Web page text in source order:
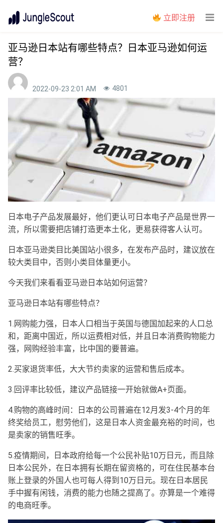
立即注册
亚马逊日本站有哪些特点？日本亚马逊如何运
营？
2022-09-23 2:01 AM 4801
日本电子产品发展最好，他们更认可日本电子产品是世界一
流，所以需要把店铺打造更本土化，更易获得客人认可。
日本亚马逊类目比美国站小很多，在发布产品时，建议放在
较大类目中，否则小类目体量更小。
今天我们来看看亚马逊日本站如何运营？
亚马逊日本站有哪些特点？
1.网购能力强，日本人口相当于英国与德国加起来的人口总
和，距离中国近，所以运费相对低，并且日本消费购物能力
强，网购经验丰富，比中国的要普遍。
2.买家退货率低，大大节约卖家的运营和售后成本。
3.回评率比较低，建议产品链接一开始就做A+页面。
4.购物的高峰时间：日本的公司普遍在12月发3-4个月的年
终奖给员工，慰劳他们，这是日本人资金最充裕的时间，也
是卖家的销售旺季。
5.疫情期间，日本政府给每一个公民补贴10万日元，而且除
日本公民外，在日本拥有长期在留资格的，可在住民基本台
账上登录的外国人也可每人得到10万日元。现在日本居民
手中握有闲钱，消费的能力也随之提高了。亦算是一个难得
的电商旺季。